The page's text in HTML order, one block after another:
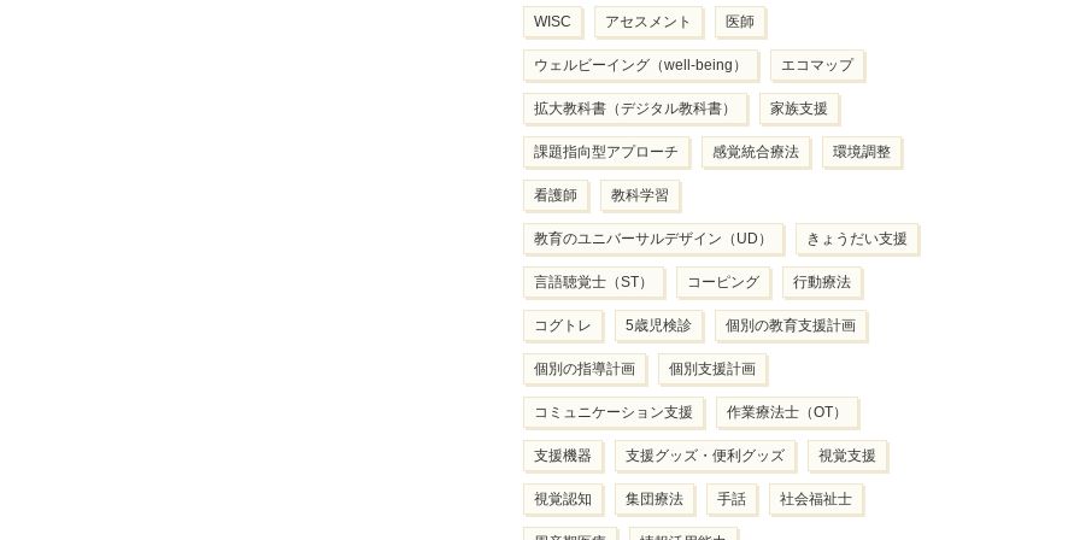
WISC アセスメント 医師
ウェルビーイング（well-being） エコマップ
拡大教科書（デジタル教科書） 家族支援
課題指向型アプローチ 感覚統合療法 環境調整
看護師 教科学習
教育のユニバーサルデザイン（UD） きょうだい支援
言語聴覚士（ST） コーピング 行動療法
コグトレ 5歳児検診 個別の教育支援計画
個別の指導計画 個別支援計画
コミュニケーション支援 作業療法士（OT）
支援機器 支援グッズ・便利グッズ 視覚支援
視覚認知 集団療法 手話 社会福祉士